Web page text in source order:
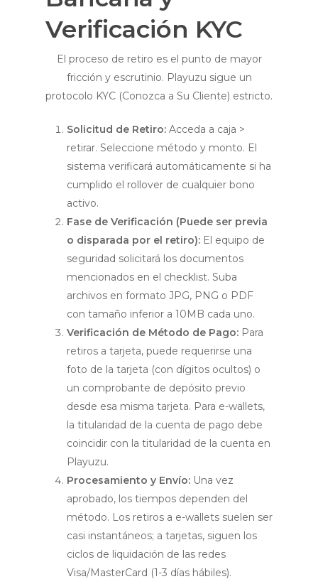
Verificación KYC
El proceso de retiro es el punto de mayor
fricción y escrutinio. Playuzu sigue un
protocolo KYC (Conozca a Su Cliente) estricto.
Solicitud de Retiro: Acceda a caja >
retirar. Seleccione método y monto. El
sistema verificará automáticamente si ha
cumplido el rollover de cualquier bono
activo.
Fase de Verificación (Puede ser previa
o disparada por el retiro): El equipo de
seguridad solicitará los documentos
mencionados en el checklist. Suba
archivos en formato JPG, PNG o PDF
con tamaño inferior a 10MB cada uno.
Verificación de Método de Pago: Para
retiros a tarjeta, puede requerirse una
foto de la tarjeta (con dígitos ocultos) o
un comprobante de depósito previo
desde esa misma tarjeta. Para e-wallets,
la titularidad de la cuenta de pago debe
coincidir con la titularidad de la cuenta en
Playuzu.
Procesamiento y Envío: Una vez
aprobado, los tiempos dependen del
método. Los retiros a e-wallets suelen ser
casi instantáneos; a tarjetas, siguen los
ciclos de liquidación de las redes
Visa/MasterCard (1-3 días hábiles).